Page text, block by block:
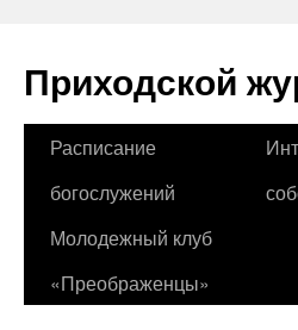
Приходской
Перейти
содержимому
Расписание
богослужений
Молодежный клуб
«Преображенцы»